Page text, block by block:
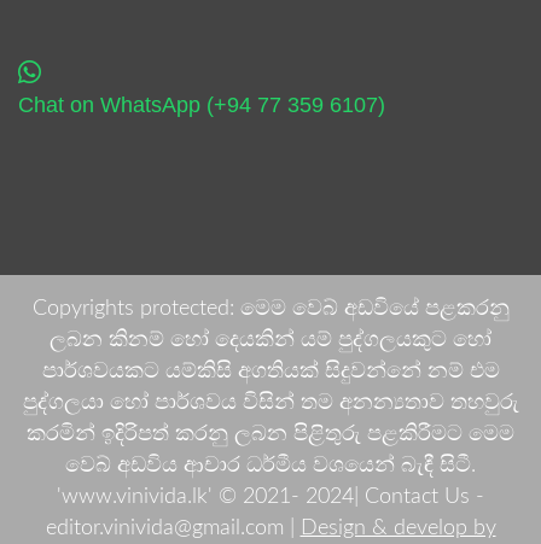
Chat on WhatsApp (+94 77 359 6107)
Copyrights protected: මෙම වෙබ් අඩවියේ පළකරනු
ලබන කිනම් හෝ දෙයකින් යම් පුද්ගලයකුට හෝ
පාර්ශවයකට යම්කිසි අගතියක් සිදුවන්නේ නම් එම
පුද්ගලයා හෝ පාර්ශවය විසින් තම අනන්‍යතාව තහවුරු
කරමින් ඉදිරිපත් කරනු ලබන පිළිතුරු පළකිරීමට මෙම
වෙබ් අඩවිය ආචාර ධර්මීය වශයෙන් බැඳී සිටී.
'www.vinivida.lk' © 2021- 2024| Contact Us -
editor.vinivida@gmail.com |
Design & develop by